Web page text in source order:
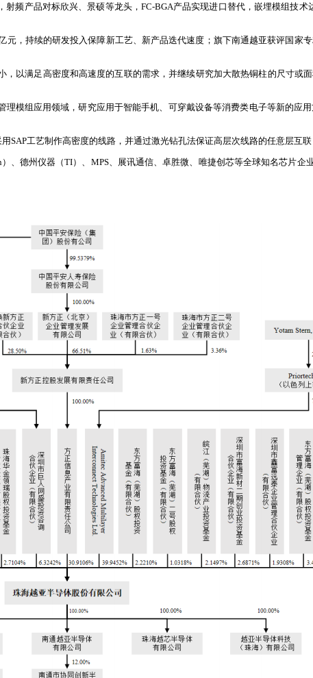
频产品对标欣兴、景硕等龙头，FC-BGA产品实现进口替代，嵌埋模组技
，持续的研发投入保障新工艺、新产品迭代速度；旗下南通越亚获评国家
以满足高密度和高速度的互联的需求，并继续研究加大散热铜柱的尺寸或
模组应用领域，研究应用于智能手机、可穿戴设备等消费类电子等新的应
工艺制作高密度的线路，并通过激光钻孔法保证高层次线路的任意层互
德州仪器（TI）、MPS、展讯通信、卓胜微、唯捷创芯等全球知名芯片